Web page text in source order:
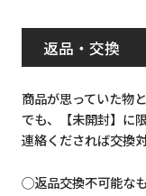
返品・交換
商品が思っていた物
でも、【未開封】に限
連絡くだされば交換
◯返品交換不可能な